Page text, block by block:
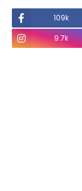
109k
9.7k